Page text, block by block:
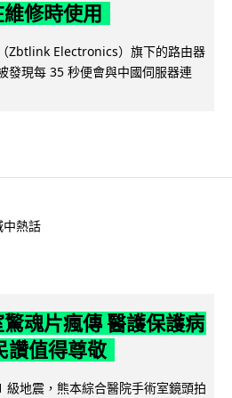
修時使用
Zbtlink Electronics）旗下的路由器
發現每 35 秒便會與中國伺服器連
中熱話
魂片瘋傳 醫護保護病
讚值得尊敬
級地震，熊本綜合醫院手術室鏡頭拍